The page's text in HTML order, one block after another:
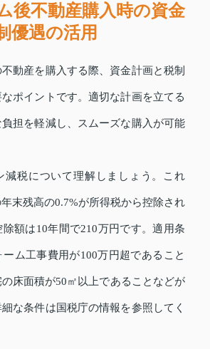
後不動産購入時の資金
優遇の活用
動産を購入する際、資金計画と税制
ポイントです。適切な計画を立てる
担を軽減し、スムーズな購入が可能
減税について理解しましょう。これ
末残高の0.7%が所得税から控除され
額は10年間で210万円です。適用条
ム工事費用が100万円超であること
床面積が50㎡以上であることなどが
な条件は国税庁の情報を参照してく